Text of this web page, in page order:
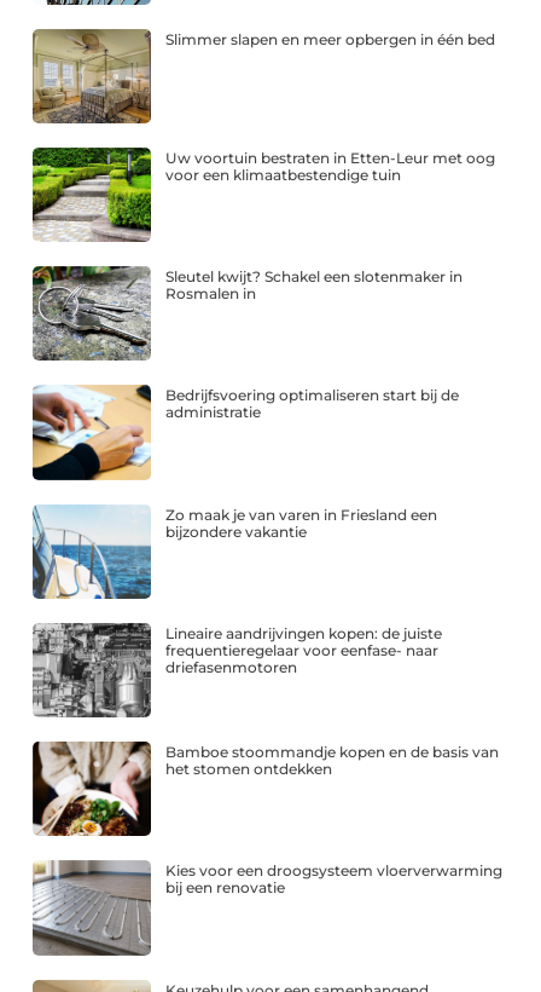
Slimmer slapen en meer opbergen in één bed
Uw voortuin bestraten in Etten-Leur met oog
voor een klimaatbestendige tuin
Sleutel kwijt? Schakel een slotenmaker in
Rosmalen in
Bedrijfsvoering optimaliseren start bij de
administratie
Zo maak je van varen in Friesland een
bijzondere vakantie
Lineaire aandrijvingen kopen: de juiste
frequentieregelaar voor eenfase- naar
driefasenmotoren
Bamboe stoommandje kopen en de basis van
het stomen ontdekken
Kies voor een droogsysteem vloerverwarming
bij een renovatie